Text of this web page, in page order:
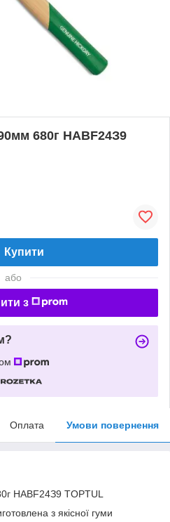
680г HABF24З9
Купити
або
з
Оплата Умови повернення
HABF24З9 TOPTUL
з якісної гуми